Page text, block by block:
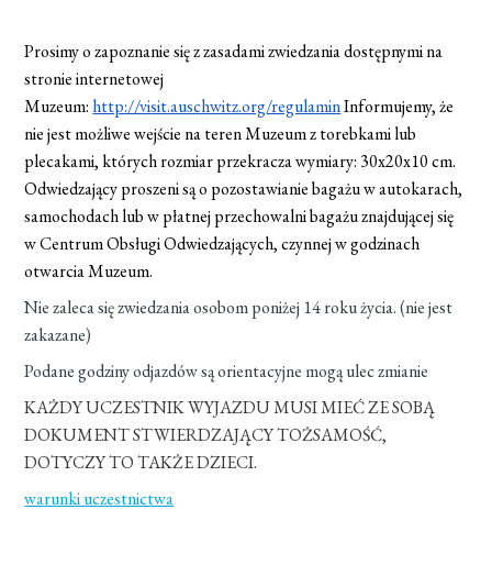
Prosimy o zapoznanie się z zasadami zwiedzania dostępnymi na
stronie internetowej
Muzeum: http://visit.auschwitz.org/regulaminInformujemy, że
nie jest możliwe wejście na teren Muzeum z torebkami lub
plecakami, których rozmiar przekracza wymiary: 30x20x10 cm.
Odwiedzający proszeni są o pozostawianie bagażu w autokarach,
samochodach lub w płatnej przechowalni bagażu znajdującej się
w Centrum Obsługi Odwiedzających, czynnej w godzinach
otwarcia Muzeum.
Nie zaleca się zwiedzania osobom poniżej 14 roku życia. (nie jest
zakazane)
Podane godziny odjazdów są orientacyjne mogą ulec zmianie
KAŻDY UCZESTNIK WYJAZDU MUSI MIEĆ ZE SOBĄ
DOKUMENT STWIERDZAJĄCY TOŻSAMOŚĆ,
DOTYCZY TO TAKŻE DZIECI.
warunki uczestnictwa